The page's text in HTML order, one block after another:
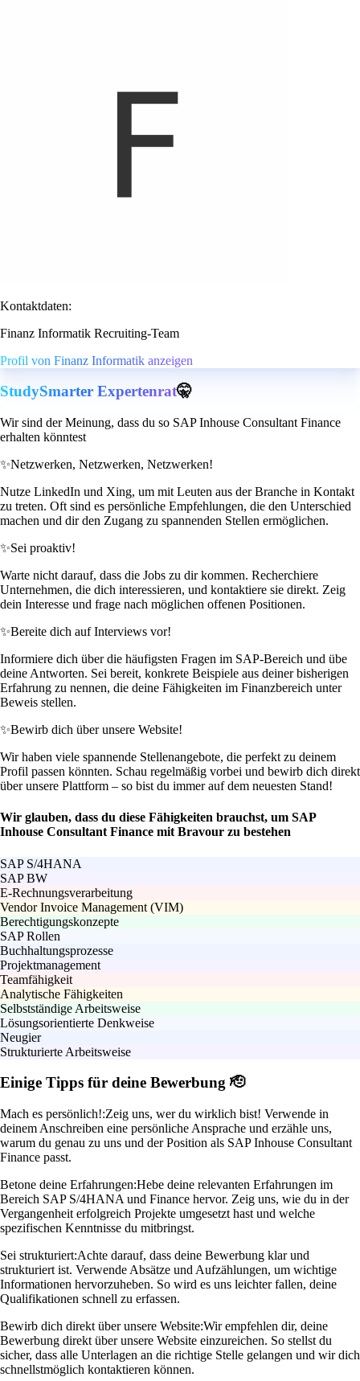
Kontaktdaten:
Finanz Informatik Recruiting-Team
Profil von Finanz Informatik anzeigen
StudySmarter Expertenrat🤫
Wir sind der Meinung, dass du so SAP Inhouse Consultant Finance
erhalten könntest
✨Netzwerken, Netzwerken, Netzwerken!
Nutze LinkedIn und Xing, um mit Leuten aus der Branche in Kontakt
zu treten. Oft sind es persönliche Empfehlungen, die den Unterschied
machen und dir den Zugang zu spannenden Stellen ermöglichen.
✨Sei proaktiv!
Warte nicht darauf, dass die Jobs zu dir kommen. Recherchiere
Unternehmen, die dich interessieren, und kontaktiere sie direkt. Zeig
dein Interesse und frage nach möglichen offenen Positionen.
✨Bereite dich auf Interviews vor!
Informiere dich über die häufigsten Fragen im SAP-Bereich und übe
deine Antworten. Sei bereit, konkrete Beispiele aus deiner bisherigen
Erfahrung zu nennen, die deine Fähigkeiten im Finanzbereich unter
Beweis stellen.
✨Bewirb dich über unsere Website!
Wir haben viele spannende Stellenangebote, die perfekt zu deinem
Profil passen könnten. Schau regelmäßig vorbei und bewirb dich direkt
über unsere Plattform – so bist du immer auf dem neuesten Stand!
Wir glauben, dass du diese Fähigkeiten brauchst, um SAP
Inhouse Consultant Finance mit Bravour zu bestehen
SAP S/4HANA
SAP BW
E-Rechnungsverarbeitung
Vendor Invoice Management (VIM)
Berechtigungskonzepte
SAP Rollen
Buchhaltungsprozesse
Projektmanagement
Teamfähigkeit
Analytische Fähigkeiten
Selbstständige Arbeitsweise
Lösungsorientierte Denkweise
Neugier
Strukturierte Arbeitsweise
Einige Tipps für deine Bewerbung 🫡
Mach es persönlich!:Zeig uns, wer du wirklich bist! Verwende in
deinem Anschreiben eine persönliche Ansprache und erzähle uns,
warum du genau zu uns und der Position als SAP Inhouse Consultant
Finance passt.
Betone deine Erfahrungen:Hebe deine relevanten Erfahrungen im
Bereich SAP S/4HANA und Finance hervor. Zeig uns, wie du in der
Vergangenheit erfolgreich Projekte umgesetzt hast und welche
spezifischen Kenntnisse du mitbringst.
Sei strukturiert:Achte darauf, dass deine Bewerbung klar und
strukturiert ist. Verwende Absätze und Aufzählungen, um wichtige
Informationen hervorzuheben. So wird es uns leichter fallen, deine
Qualifikationen schnell zu erfassen.
Bewirb dich direkt über unsere Website:Wir empfehlen dir, deine
Bewerbung direkt über unsere Website einzureichen. So stellst du
sicher, dass alle Unterlagen an die richtige Stelle gelangen und wir dich
schnellstmöglich kontaktieren können.